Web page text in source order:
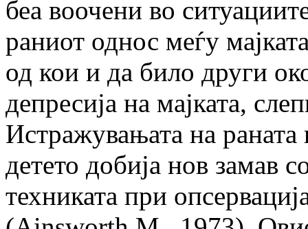
беа воочени во
раниот однос меѓу
од кои и да било други
депресија на мајката,
Истражувањата на раната
детето добија нов замав
техниката при